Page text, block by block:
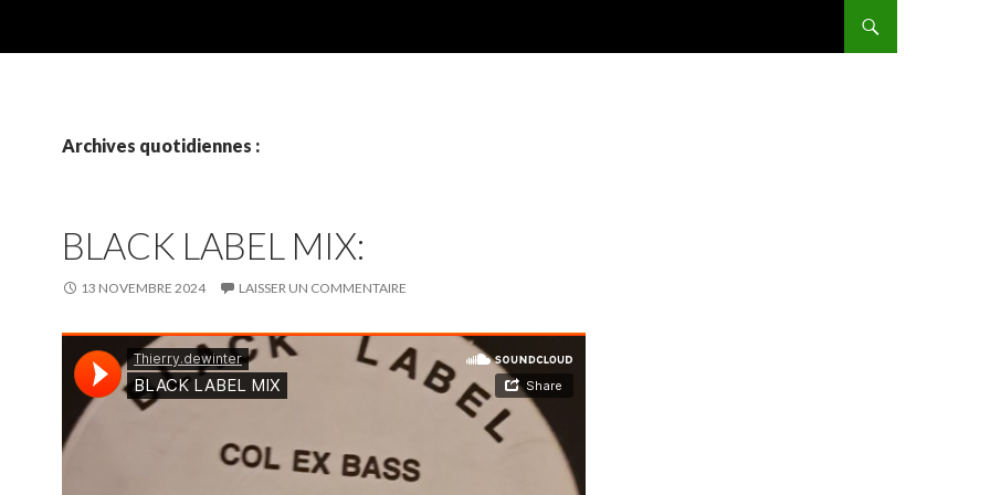
Archives quotidiennes :
BLACK LABEL MIX:
13 NOVEMBRE 2024 LAISSER UN COMMENTAIRE